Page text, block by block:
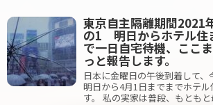
東京自主隔離期間
の1 明日からホテル住
で一日自宅待機、ここ
っと報告します。
日本に金曜日の午後到着して、
明日から4月1日までまでホテ
す。 私の実家は普段、もとも